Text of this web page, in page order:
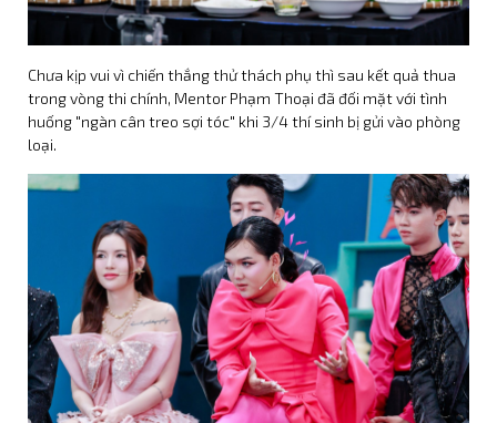
Chưa kịp vui vì chiến thắng thử thách phụ thì sau kết quả thua
trong vòng thi chính, Mentor Phạm Thoại đã đối mặt với tình
huống "ngàn cân treo sợi tóc" khi 3/4 thí sinh bị gửi vào phòng
loại.
Đỗ Nhật Hoàng và Đình
Khang đồng hành cùng
"Mưa Đỏ" tại Tuần phim kỷ
niệm 79 năm Ngày
Thương binh - Liệt sĩ